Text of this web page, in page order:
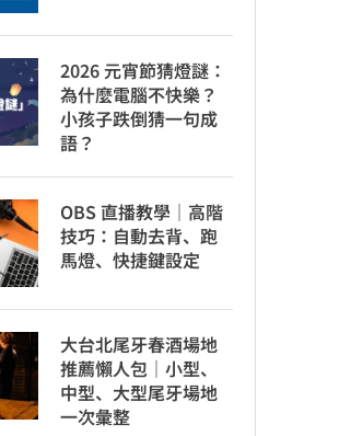
2026 元宵節猜燈謎：
為什麼電腦不快樂？
小孩子跌倒猜一句成
語？
OBS 直播教學｜高階
技巧：自動去背、跑
馬燈、快捷鍵設定
大台北尾牙春酒場地
推薦懶人包｜小型、
中型、大型尾牙場地
一次彙整